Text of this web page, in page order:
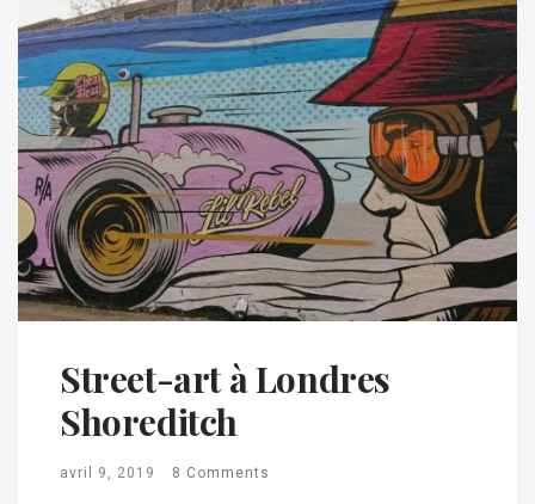
Street-art à Londres
Shoreditch
avril 9, 2019 8 Comments